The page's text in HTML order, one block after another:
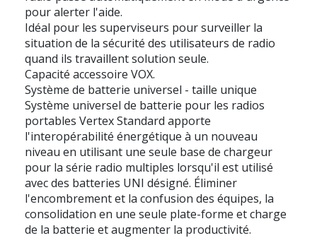
pour alerter l'aide.
Idéal pour les superviseurs pour surveiller la
situation de la sécurité des utilisateurs de radio
quand ils travaillent solution seule.
Capacité accessoire VOX.
Système de batterie universel - taille unique
Système universel de batterie pour les radios
portables Vertex Standard apporte
l'interopérabilité énergétique à un nouveau
niveau en utilisant une seule base de chargeur
pour la série radio multiples lorsqu'il est utilisé
avec des batteries UNI désigné. Éliminer
l'encombrement et la confusion des équipes, la
consolidation en une seule plate-forme et charge
de la batterie et augmenter la productivité.